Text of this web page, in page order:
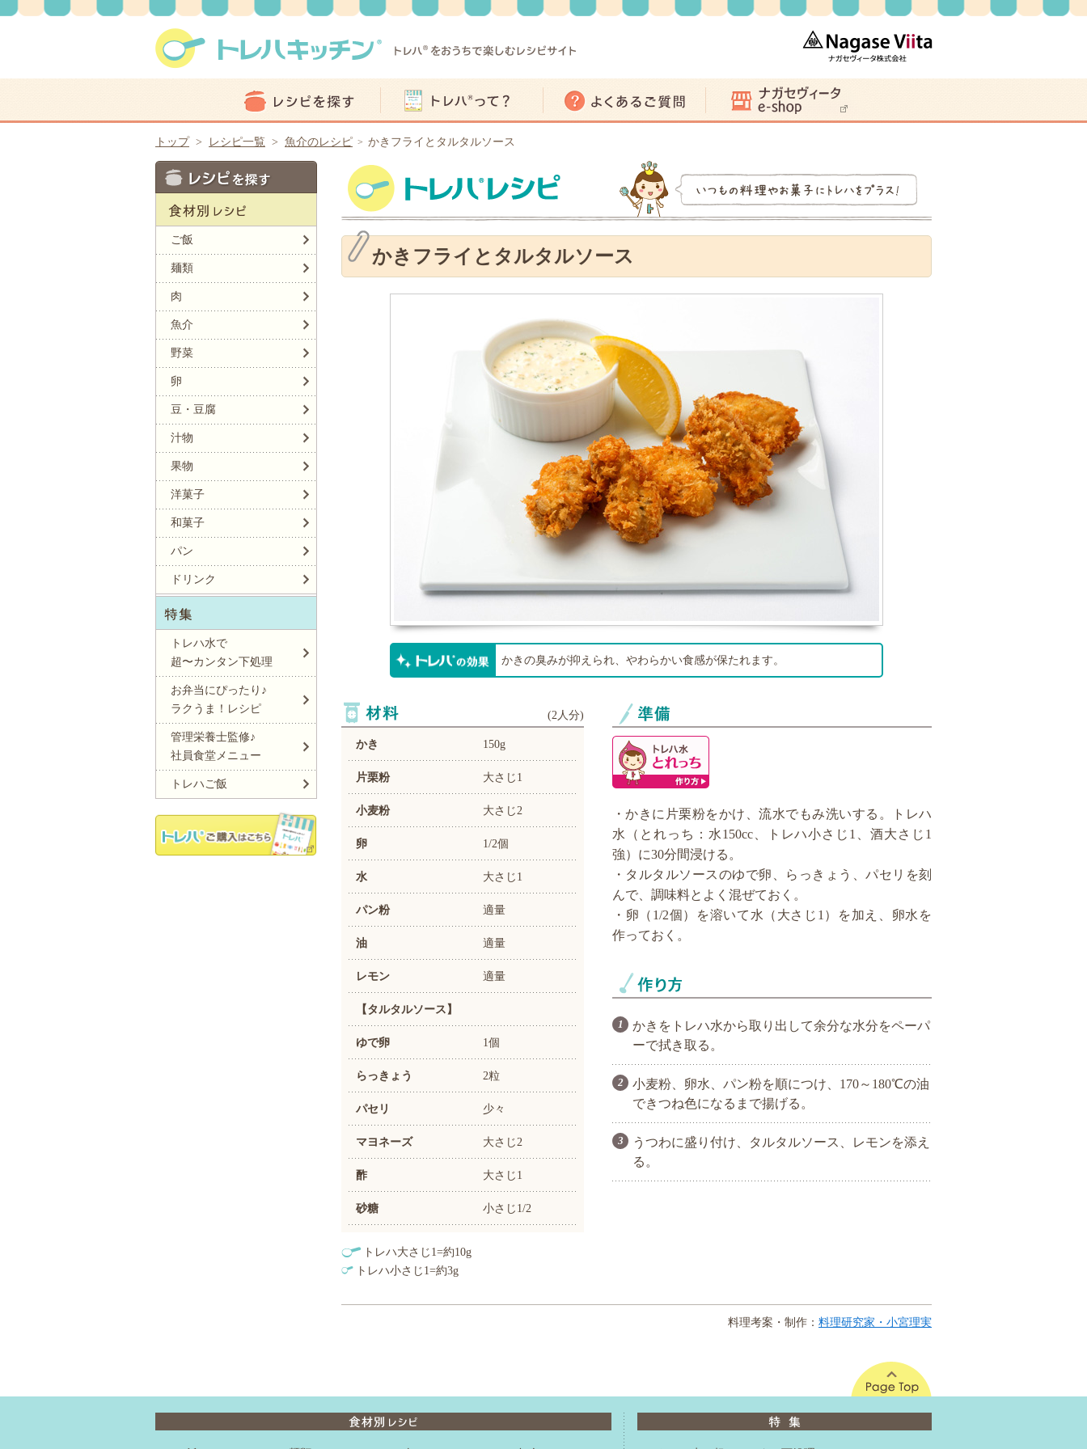
トップ> レシピ一覧 > 魚介のレシピ > かきフライとタルタルソース
ご飯
麺類
肉
魚介
野菜
卵
豆・豆腐
汁物
果物
洋菓子
和菓子
パン
ドリンク
トレハ水で
超〜カンタン下処理
お弁当にぴったり♪
ラクうま！レシピ
管理栄養士監修♪
社員食堂メニュー
トレハご飯
かきフライとタルタルソース
かきの臭みが抑えられ、やわらかい食感が保たれます。
(2人分)
かき 150g
片栗粉 大さじ1
小麦粉 大さじ2
卵 1/2個
水 大さじ1
パン粉 適量
油 適量
レモン 適量
【タルタルソース】
ゆで卵 1個
らっきょう 2粒
パセリ 少々
マヨネーズ 大さじ2
酢 大さじ1
砂糖 小さじ1/2
トレハ大さじ1=約10g
トレハ小さじ1=約3g
・かきに片栗粉をかけ、流水でもみ洗いする。トレハ
水（とれっち：水150cc、トレハ小さじ1、酒大さじ1
強）に30分間浸ける。
・タルタルソースのゆで卵、らっきょう、パセリを刻
んで、調味料とよく混ぜておく。
・卵（1/2個）を溶いて水（大さじ1）を加え、卵水を
作っておく。
かきをトレハ水から取り出して余分な水分をペーパ
ーで拭き取る。
小麦粉、卵水、パン粉を順につけ、170～180℃の油
できつね色になるまで揚げる。
うつわに盛り付け、タルタルソース、レモンを添え
る。
料理考案・制作： 料理研究家・小宮理実